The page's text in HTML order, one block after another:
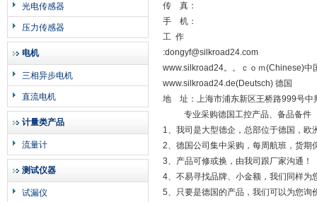
光电传感器
压力传感器
电机
三相异步电机
直流电机
计量类产品
流量计
测试仪器
试漏仪
传 真：
手 机：
工 作
:dongyf@silkroad24.com
www.silkroad24。。ｃｏｍ(Chinese)中
www.silkroad24.de(Deutsch) 德国
地 址：上海市浦东新区王桥路999号中
专业采购德国工控产品、备品备件
1、我司是大型德企，总部位于德国，
2、德国公司集中采购，每周航班，货期
3、产品可修或换，由我司跟厂家沟通！
4、不易寻找品牌、小金额，我们同样为
5、只要是德国的产品，我们可以为您询